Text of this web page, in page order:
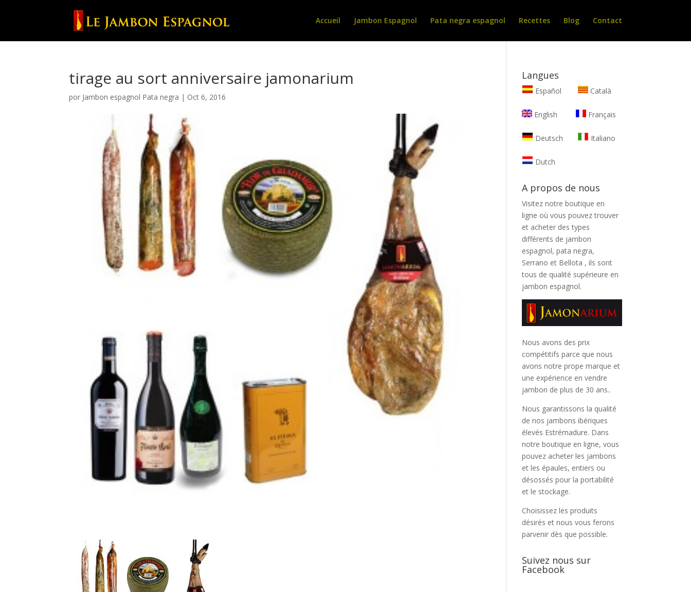
Accueil Jambon Espagnol Pata negra espagnol Recettes Blog Contact
tirage au sort anniversaire jamonarium
por Jambon espagnol Pata negra | Oct 6, 2016
Langues
Español Català
English Français
Deutsch Italiano
Dutch
A propos de nous
Visitez notre boutique en
ligne où vous pouvez trouver
et acheter des types
différents de jambon
espagnol, pata negra,
Serrano et Bellota , ils sont
tous de qualité supérieure en
jambon espagnol.
Nous avons des prix
compétitifs parce que nous
avons notre prope marque et
une expérience en vendre
jambon de plus de 30 ans..
Nous garantissons la qualité
de nos jambons ibériques
élevés Estrémadure. Dans
notre boutique en ligne, vous
pouvez acheter les jambons
et les épaules, entiers ou
désossés pour la portabilité
et le stockage.
Choisissez les produits
désirés et nous vous ferons
parvenir dès que possible.
Suivez nous sur
Facebook